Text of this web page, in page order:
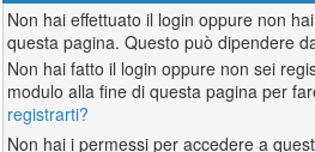
Non hai effettuato il login oppure non
questa pagina. Questo può dipendere
Non hai fatto il login oppure non sei
modulo alla fine di questa pagina per
registrarti?
Non hai i permessi per accedere a